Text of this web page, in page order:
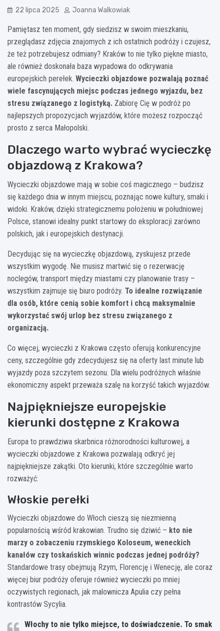
22 lipca 2025 Joanna Walkowiak
Pamiętasz ten moment, gdy siedzisz w swoim mieszkaniu,
przeglądasz zdjęcia znajomych z ich ostatnich podróży i czujesz,
że też potrzebujesz odmiany? Kraków to nie tylko piękne miasto,
ale również doskonała baza wypadowa do odkrywania
europejskich perełek. Wycieczki objazdowe pozwalają poznać
wiele fascynujących miejsc podczas jednego wyjazdu, bez
stresu związanego z logistyką. Zabiorę Cię w podróż po
najlepszych propozycjach wyjazdów, które możesz rozpocząć
prosto z serca Małopolski.
Dlaczego warto wybrać wycieczkę
objazdową z Krakowa?
Wycieczki objazdowe mają w sobie coś magicznego – budzisz
się każdego dnia w innym miejscu, poznając nowe kultury, smaki i
widoki. Kraków, dzięki strategicznemu położeniu w południowej
Polsce, stanowi idealny punkt startowy do eksploracji zarówno
polskich, jak i europejskich destynacji.
Decydując się na wycieczkę objazdową, zyskujesz przede
wszystkim wygodę. Nie musisz martwić się o rezerwację
noclegów, transport między miastami czy planowanie trasy –
wszystkim zajmuje się biuro podróży. To idealne rozwiązanie
dla osób, które cenią sobie komfort i chcą maksymalnie
wykorzystać swój urlop bez stresu związanego z
organizacją.
Co więcej, wycieczki z Krakowa często oferują konkurencyjne
ceny, szczególnie gdy zdecydujesz się na oferty last minute lub
wyjazdy poza szczytem sezonu. Dla wielu podróżnych właśnie
ekonomiczny aspekt przeważa szalę na korzyść takich wyjazdów.
Najpiękniejsze europejskie
kierunki dostępne z Krakowa
Europa to prawdziwa skarbnica różnorodności kulturowej, a
wycieczki objazdowe z Krakowa pozwalają odkryć jej
najpiękniejsze zakątki. Oto kierunki, które szczególnie warto
rozważyć:
Włoskie perełki
Wycieczki objazdowe do Włoch cieszą się niezmienną
popularnością wśród krakowian. Trudno się dziwić – kto nie
marzy o zobaczeniu rzymskiego Koloseum, weneckich
kanałów czy toskańskich winnic podczas jednej podróży?
Standardowe trasy obejmują Rzym, Florencję i Wenecję, ale coraz
więcej biur podróży oferuje również wycieczki po mniej
oczywistych regionach, jak malownicza Apulia czy pełna
kontrastów Sycylia.
Włochy to nie tylko miejsce, to doświadczenie. To smak